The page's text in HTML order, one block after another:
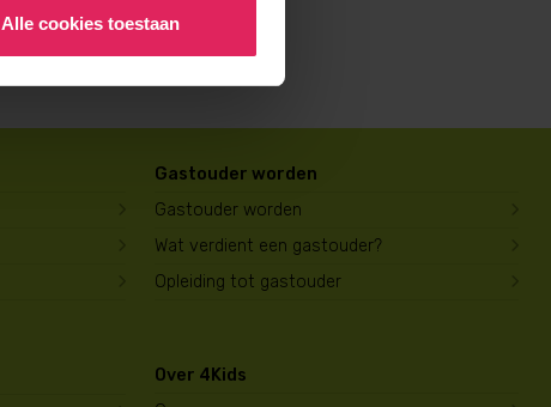
Alle cookies toestaan
Gastouder worden
Gastouder worden
Wat verdient een gastouder?
Opleiding tot gastouder
Over 4Kids